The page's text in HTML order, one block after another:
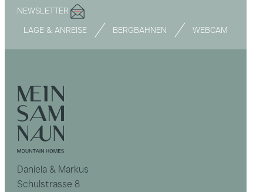
NEWSLETTER
LAGE & ANREISE
BERGBAHNEN WEBCAM
Daniela & Markus
Schulstrasse 8